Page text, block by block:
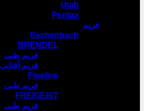
Utah
Pentax
فریم
Eschenbach
BRENDEL
فریم طبی
فریم آفتابی
Fineline
فریم طبی
FREIGEIST
فریم طبی